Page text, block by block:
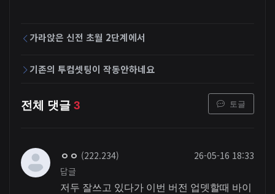
가라앉은 신전 초월 2단계에서
기존의 투컴셋팅이 작동안하네요
전체 댓글 3 토글
ㅇㅇ (222.234)
26-05-16 18:33
답글
저두 잘쓰고 있다가 이번 버전 업뎃할때 바이